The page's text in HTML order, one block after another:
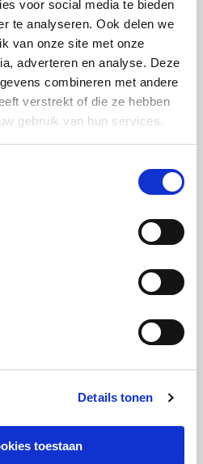
voor social media te bieden
te analyseren. Ook delen we
van onze site met onze
adverteren en analyse. Deze
combineren met andere
verstrekt of die ze hebben
gebruik van hun services.
Details tonen
toestaan